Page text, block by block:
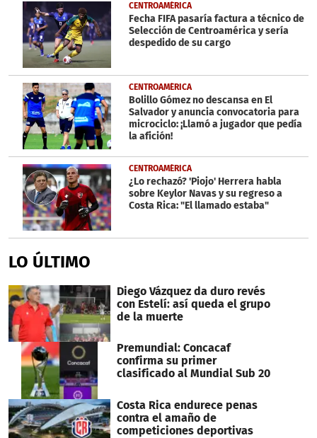
CENTROAMÉRICA
Fecha FIFA pasaría factura a técnico de
Selección de Centroamérica y sería
despedido de su cargo
CENTROAMÉRICA
Bolillo Gómez no descansa en El
Salvador y anuncia convocatoria para
microciclo: ¡Llamó a jugador que pedía
la afición!
CENTROAMÉRICA
¿Lo rechazó? 'Piojo' Herrera habla
sobre Keylor Navas y su regreso a
Costa Rica: "El llamado estaba"
LO ÚLTIMO
Diego Vázquez da duro revés
con Estelí: así queda el grupo
de la muerte
Premundial: Concacaf
confirma su primer
clasificado al Mundial Sub 20
Costa Rica endurece penas
contra el amaño de
competiciones deportivas